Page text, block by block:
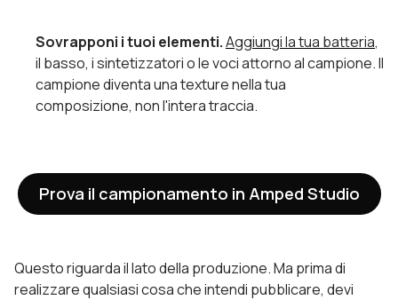
Sovrapponi i tuoi elementi.Aggiungi la tua batteria,
il basso, i sintetizzatori o le voci attorno al campione. Il
campione diventa una texture nella tua
composizione, non l'intera traccia.
Prova il campionamento in Amped Studio
Questo riguarda il lato della produzione. Ma prima di
realizzare qualsiasi cosa che intendi pubblicare, devi